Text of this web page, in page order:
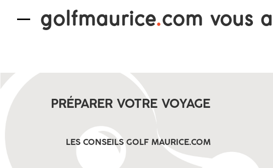
golfmaurice.com vous
PRÉPARER VOTRE VOYAGE
LES CONSEILS GOLF MAURICE.COM